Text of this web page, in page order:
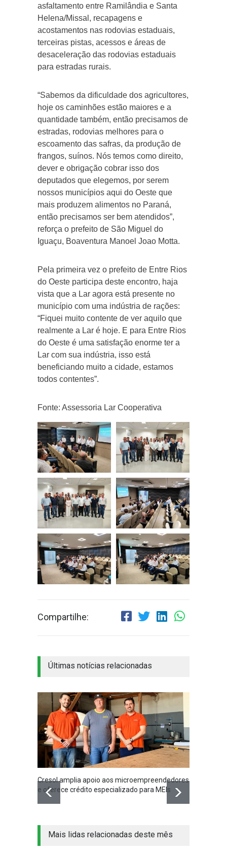
asfaltamento entre Ramilândia e Santa
Helena/Missal, recapagens e
acostamentos nas rodovias estaduais,
terceiras pistas, acessos e áreas de
desaceleração das rodovias estaduais
para estradas rurais.
“Sabemos da dificuldade dos agricultores,
hoje os caminhões estão maiores e a
quantidade também, então precisamos de
estradas, rodovias melhores para o
escoamento das safras, da produção de
frangos, suínos. Nós temos como direito,
dever e obrigação cobrar isso dos
deputados que elegemos, por serem
nossos municípios aqui do Oeste que
mais produzem alimentos no Paraná,
então precisamos ser bem atendidos”,
reforça o prefeito de São Miguel do
Iguaçu, Boaventura Manoel Joao Motta.
Pela primeira vez o prefeito de Entre Rios
do Oeste participa deste encontro, haja
vista que a Lar agora está presente no
município com uma indústria de rações:
“Fiquei muito contente de ver aquilo que
realmente a Lar é hoje. E para Entre Rios
do Oeste é uma satisfação enorme ter a
Lar com sua indústria, isso está
beneficiando muito a cidade, estamos
todos contentes”.
Fonte: Assessoria Lar Cooperativa
Compartilhe:
Últimas notícias relacionadas
Cresol amplia apoio aos microempreendedores
e oferece crédito especializado para MEIs
Mais lidas relacionadas deste mês